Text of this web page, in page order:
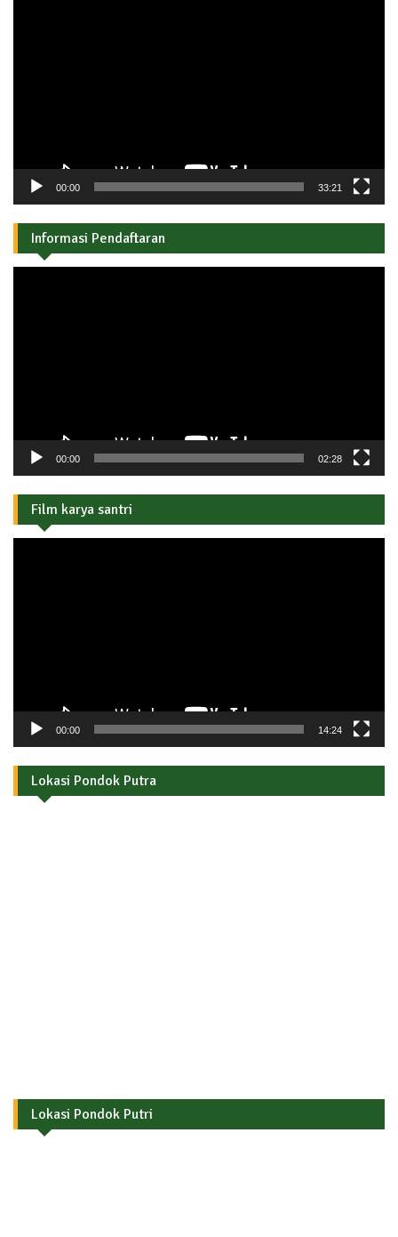
00:00 33:21
Informasi Pendaftaran
00:00 02:28
Film karya santri
00:00 14:24
Lokasi Pondok Putra
Lokasi Pondok Putri